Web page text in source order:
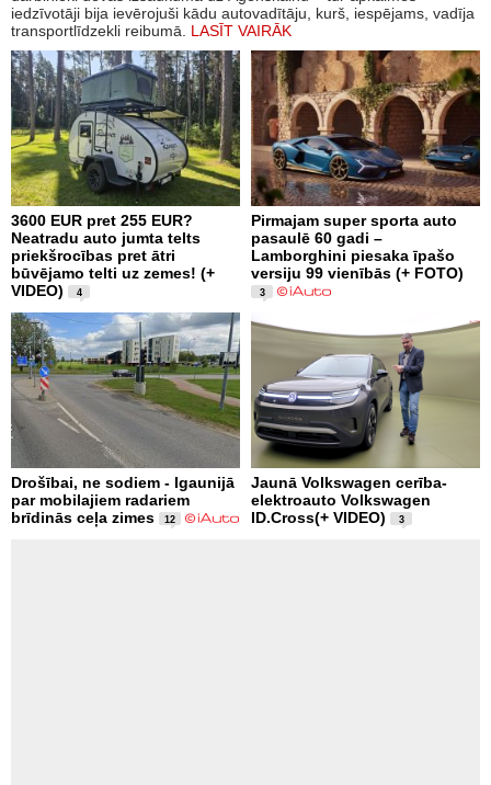
iedzīvotāji bija ievērojuši kādu autovadītāju, kurš, iespējams, vadīja
transportlīdzekli reibumā. LASĪT VAIRĀK
3600 EUR pret 255 EUR?
Neatradu auto jumta telts
priekšrocības pret ātri
būvējamo telti uz zemes! (+
VIDEO)
4
Pirmajam super sporta auto
pasaulē 60 gadi –
Lamborghini piesaka īpašo
versiju 99 vienībās (+ FOTO)
3
Drošībai, ne sodiem - Igaunijā
par mobilajiem radariem
brīdinās ceļa zimes
12
Jaunā Volkswagen cerība-
elektroauto Volkswagen
ID.Cross(+ VIDEO)
3